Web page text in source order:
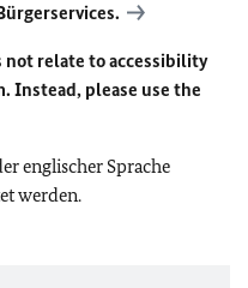
relate to accessibility
Instead, please use the
englischer Sprache
werden.